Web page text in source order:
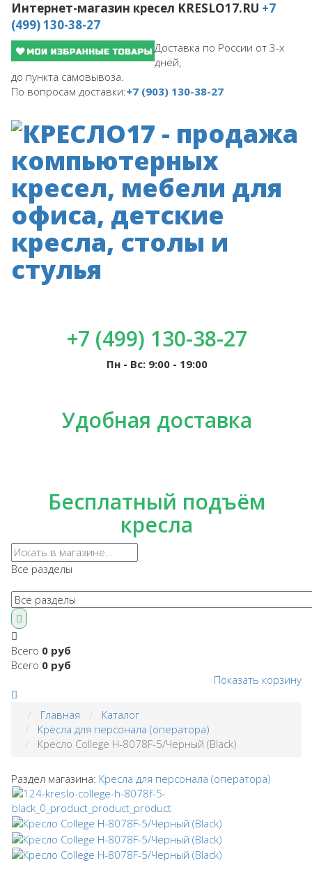
Интернет-магазин кресел KRESLO17.RU +7
(499) 130-38-27
Доставка по России от 3-х
дней,
до пункта самовывоза.
По вопросам доставки:+7 (903) 130-38-27
+7 (499) 130-38-27
Пн - Вс: 9:00 - 19:00
Удобная доставка
Бесплатный подъём
кресла
Все разделы
Всего 0 руб
Всего 0 руб
Показать корзину
Главная
Каталог
Кресла для персонала (оператора)
Кресло College H-8078F-5/Черный (Black)
Раздел магазина: Кресла для персонала (оператора)